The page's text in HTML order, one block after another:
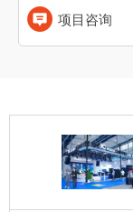
项目咨询